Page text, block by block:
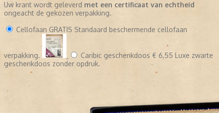
Uw krant wordt geleverd met een certificaat van echtheid
ongeacht de gekozen verpakking.
Cellofaan GRATIS Standaard beschermende cellofaan
verpakking. Caribic geschenkdoos € 6,55 Luxe zwarte
geschenkdoos zonder opdruk.